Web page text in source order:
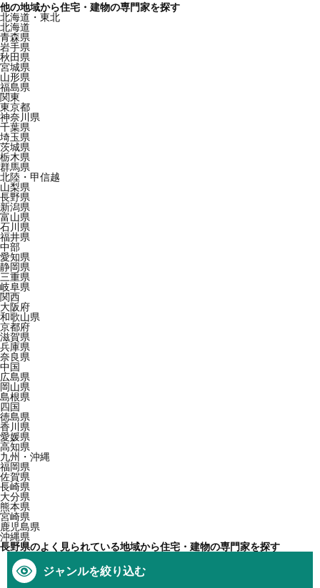
他の地域から住宅・建物の専門家を探す
北海道・東北
北海道
青森県
岩手県
秋田県
宮城県
山形県
福島県
関東
東京都
神奈川県
千葉県
埼玉県
茨城県
栃木県
群馬県
北陸・甲信越
山梨県
長野県
新潟県
富山県
石川県
福井県
中部
愛知県
静岡県
三重県
岐阜県
関西
大阪府
和歌山県
京都府
滋賀県
兵庫県
奈良県
中国
広島県
岡山県
島根県
四国
徳島県
香川県
愛媛県
高知県
九州・沖縄
福岡県
佐賀県
長崎県
大分県
熊本県
宮崎県
鹿児島県
沖縄県
長野県のよく見られている地域から住宅・建物の専門家を探す
ジャンルを絞り込む